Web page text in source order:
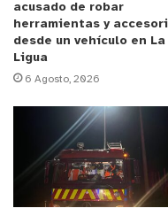
veterinaria de
Salas, quien señala
han referido en
mascotas con
animales
imposible, que se
ha observado en
gripe aviar es
patógeno en
acusado de robar
herramientas y
desde un vehículo en La
Ligua
6 Agosto, 2026